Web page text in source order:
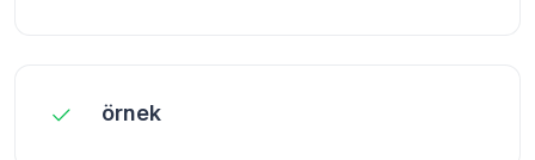
örnek